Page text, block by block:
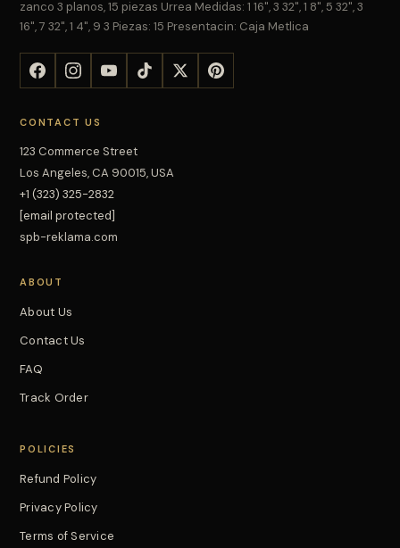
zanco 3 planos, 15 piezas Urrea Medidas: 1 16", 3 32", 1 8", 5 32", 3
16", 7 32", 1 4", 9 3 Piezas: 15 Presentacin: Caja Metlica
CONTACT US
123 Commerce Street
Los Angeles, CA 90015, USA
+1 (323) 325-2832
[email protected]
spb-reklama.com
ABOUT
About Us
Contact Us
FAQ
Track Order
POLICIES
Refund Policy
Privacy Policy
Terms of Service